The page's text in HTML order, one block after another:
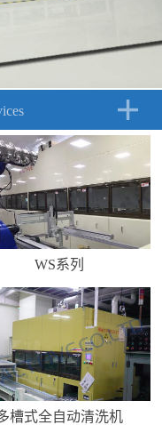
WS系列
槽式全自动清洗机